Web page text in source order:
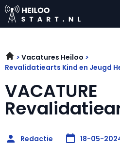
Vacatures Heiloo
Revalidatiearts Kind en Jeugd
VACATURE
Redactie 18-05-